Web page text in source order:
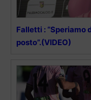
Falletti : “Speriamo
posto”.(VIDEO)